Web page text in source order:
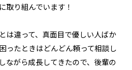
取り組んでいます！
は違って、真面目で優しい人ばか
ったときはどんどん頼って相談し
ながら成長してきたので、後輩の